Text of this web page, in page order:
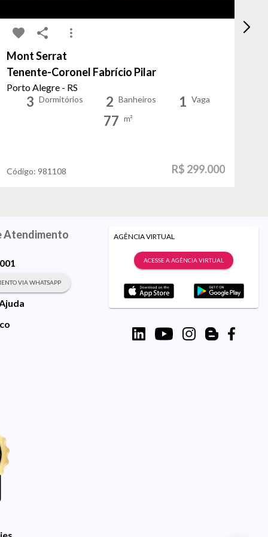
Mont Serrat
Tenente-Coronel Fabrício Pilar
Porto Alegre - RS
3 Dormitórios 2 Banheiros 1 Vaga
77 m²
Código: 981108 R$ 299.000
Atendimento
VIA WHATSAPP
AGÊNCIA VIRTUAL
ACESSE A AGÊNCIA VIRTUAL